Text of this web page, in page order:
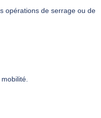
opérations de serrage ou de